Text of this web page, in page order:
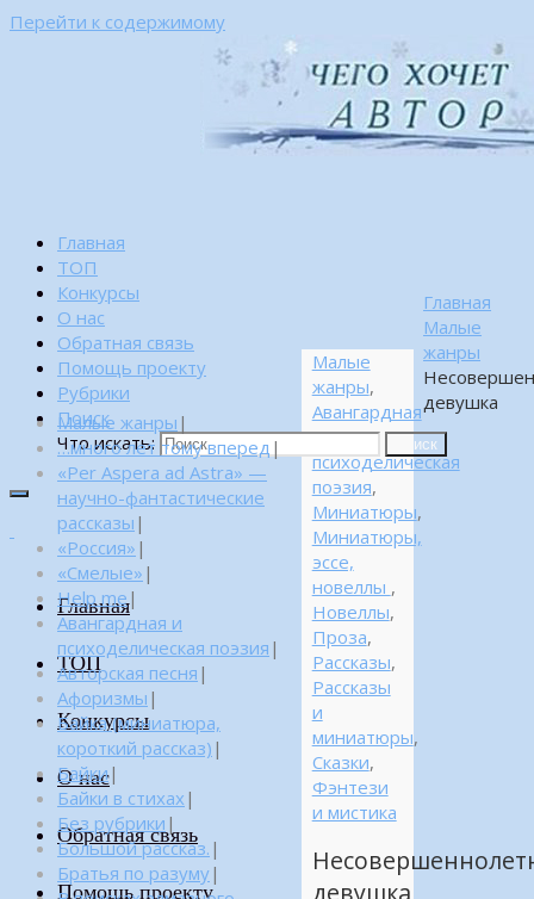
Перейти к содержимому
Главная
ТОП
Конкурсы
О нас
Обратная связь
Помощь проекту
Рубрики
Поиск
Что искать:
Поиск
Главная
ТОП
Конкурсы
О нас
Обратная связь
Помощь проекту
Главная
Малые
жанры
девушка
Малые
жанры,
Авангардная
и
психоделическая
поэзия,
Миниатюры,
Миниатюры,
эссе,
новеллы ,
Новеллы,
Проза,
Рассказы,
Рассказы
и
миниатюры,
Сказки,
Фэнтези
и мистика
Малые жанры |
…много лет тому вперед |
«Per Aspera ad Astra» —
научно-фантастические
рассказы |
«Россия» |
«Смелые» |
Help me|
Авангардная и
психоделическая поэзия |
Авторская песня |
Афоризмы |
Байка (миниатюра,
короткий рассказ) |
Байки|
Байки в стихах |
Без рубрики |
Большой рассказ. |
Братья по разуму|